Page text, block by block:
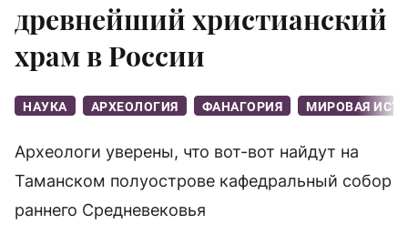
древнейший христианский
храм в России
НАУКА АРХЕОЛОГИЯ ФАНАГОРИЯ МИРОВАЯ
Археологи уверены, что вот-вот найдут на
Таманском полуострове кафедральный собор
раннего Средневековья